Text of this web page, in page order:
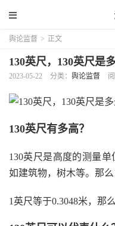
舆论监督 > 正文
130英尺，130英尺是
2023-05-22 分类： 舆论监督
130英尺有多高？
130英尺是高度的测量
如建筑物，树木等。那么
1英尺等于0.3048米，那